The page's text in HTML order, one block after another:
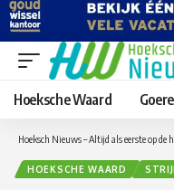
Hoeksche Waard
Hoeksch Nieuws – Altijd als eerste op de
HOEKSCHE WAARD